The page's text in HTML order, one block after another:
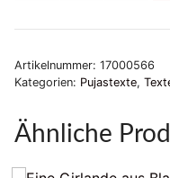
Teil
-
Artikelnummer: 17000566
Kategorien: Pujastexte,
Ähnliche